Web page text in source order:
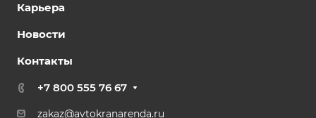
Карьера
Новости
Контакты
+7 800 555 76 67
zakaz@avtokranarenda.ru